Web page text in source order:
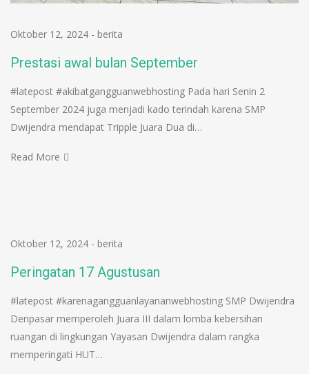
Oktober 12, 2024 - berita
Prestasi awal bulan September
#latepost #akibatgangguanwebhosting Pada hari Senin 2
September 2024 juga menjadi kado terindah karena SMP
Dwijendra mendapat Tripple Juara Dua di…
Read More
Oktober 12, 2024 - berita
Peringatan 17 Agustusan
#latepost #karenagangguanlayananwebhosting SMP Dwijendra
Denpasar memperoleh Juara III dalam lomba kebersihan
ruangan di lingkungan Yayasan Dwijendra dalam rangka
memperingati HUT…